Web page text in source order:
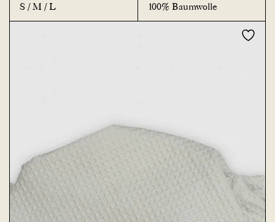
S / M / L
100% Baumwolle